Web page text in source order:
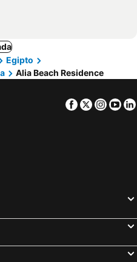
Egipto
Alia Beach Residence
Facebook
Twitter